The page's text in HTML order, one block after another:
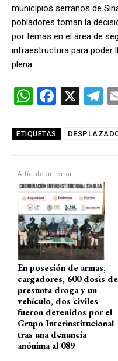
municipios serranos de
pobladores toman la
por temas en el área de
infraestructura para poder
plena.
W
at
A
p
p
F
ce
o
o
k
X
T
e
m
ETIQUETAS
Artículo anterior
En posesión de armas,
cargadores, 600 dosis de
presunta droga y un
vehículo, dos civiles
fueron detenidos por el
Grupo Interinstitucional
tras una denuncia
anónima al 089